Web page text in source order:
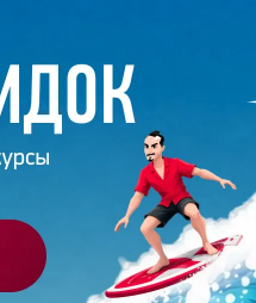
Корпоративное обучение
641 – Работа
641 –